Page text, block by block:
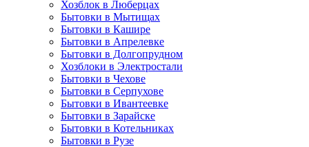
Хозблок в Люберцах
Бытовки в Мытищах
Бытовки в Кашире
Бытовки в Апрелевке
Бытовки в Долгопрудном
Хозблоки в Электростали
Бытовки в Чехове
Бытовки в Серпухове
Бытовки в Ивантеевке
Бытовки в Зарайске
Бытовки в Котельниках
Бытовки в Рузе